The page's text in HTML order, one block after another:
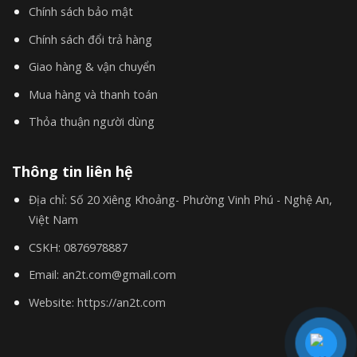
Việc sử dụngbầu phanh thủy lực
nam châm điện từ cũ.
Một số lưu ý khi sử dụng sản phẩm từ AN2T
Chính sách bảo mật
Chính sách đổi trả hàng
Giao hàng & vận chuyển
Mua hàng và thanh toán
Thỏa thuận người dùng
Thông tin liên hệ
Địa chỉ: Số 20 Xiêng Khoảng- Phường Vinh Phú - Nghệ An,
Việt Nam
CSKH: 0876978887
Email: an2t.com@gmail.com
Website: https://an2t.com